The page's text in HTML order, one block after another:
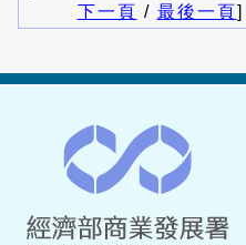
下一頁 / 最後一頁]